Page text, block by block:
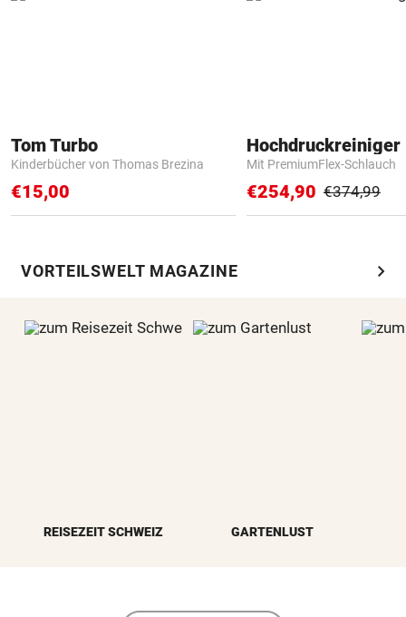
Tom Turbo
Kinderbücher von Thomas Brezina
€15,00
Hochdruckreiniger
Mit PremiumFlex-Schlauch
€254,90 €374,99
VORTEILSWELT MAGAZINE chevron_right
REISEZEIT SCHWEIZ GARTENLUST